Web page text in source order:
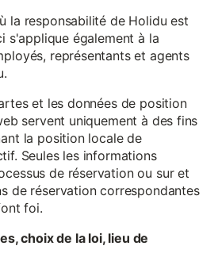
la responsabilité de Holidu est
s'applique également à la
représentants et agents
et les données de position
servent uniquement à des fins
la position locale de
Seules les informations
de réservation ou sur et
de réservation correspondantes
foi.
choix de la loi, lieu de